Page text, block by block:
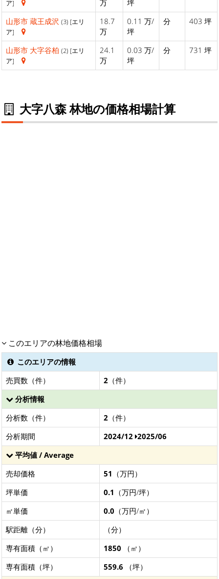
ア] 万
坪
山形市 蔵王成沢 (3) [エリ
ア]
18.7
万
0.11 万/
坪
分 403 坪
山形市 大字谷柏 (2) [エリ
ア]
24.1
万
0.03 万/
坪
分 731 坪
大字八森 林地の価格相場計算
このエリアの林地価格相場
このエリアの情報
売買数（件）
2 （件）
分析情報
分析数（件）
2 （件）
分析期間
2024/12 2025/06
平均値 / Average
売却価格
51 （万円）
坪単価
0.1 （万円/坪）
㎡単価
0.0 （万円/㎡）
駅距離（分）
（分）
専有面積（㎡）
1850 （㎡）
専有面積（坪）
559.6 （坪）